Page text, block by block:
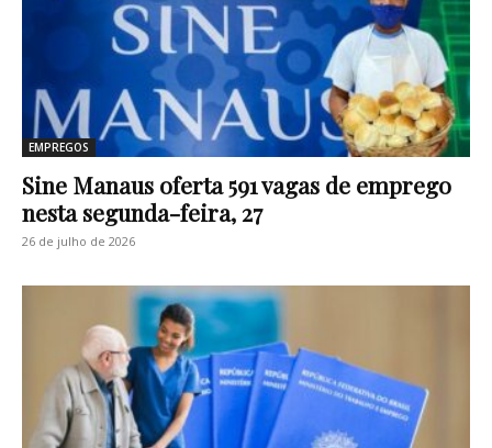
EMPREGOS
Sine Manaus oferta 591 vagas de emprego
nesta segunda-feira, 27
26 de julho de 2026